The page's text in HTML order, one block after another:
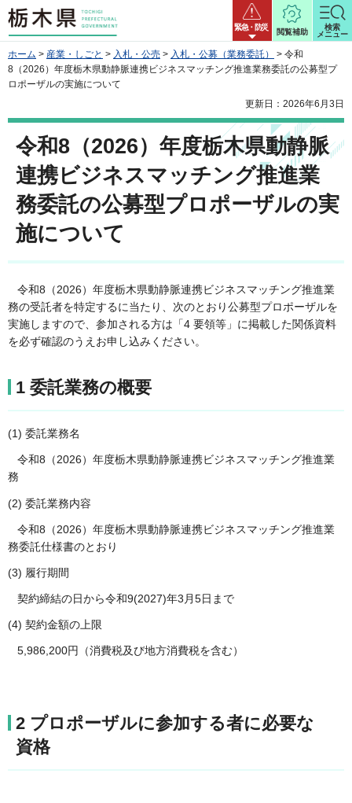
栃木県 緊急・防災
閲覧補助
検索
メニュー
ホーム > 産業・しごと > 入札・公売 > 入札・公募（業務委託）
> 令和
8（2026）年度栃木県動静脈連携ビジネスマッチング推進業務委託の公募型プ
ロポーザルの実施について
更新日：2026年6月3日
令和8（2026）年度栃木県動静脈
連携ビジネスマッチング推進業
務委託の公募型プロポーザルの実
施について
令和8（2026）年度栃木県動静脈連携ビジネスマッチング推進業
務の受託者を特定するに当たり、次のとおり公募型プロポーザルを
実施しますので、参加される方は「4 要領等」に掲載した関係資料
を必ず確認のうえお申し込みください。
1 委託業務の概要
(1) 委託業務名
令和8（2026）年度栃木県動静脈連携ビジネスマッチング推進業
務
(2) 委託業務内容
令和8（2026）年度栃木県動静脈連携ビジネスマッチング推進業
務委託仕様書のとおり
(3) 履行期間
契約締結の日から令和9(2027)年3月5日まで
(4) 契約金額の上限
5,986,200円（消費税及び地方消費税を含む）
2 プロポーザルに参加する者に必要な
資格